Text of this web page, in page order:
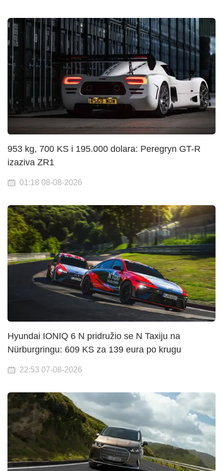
953 kg, 700 KS i 195.000 dolara: Peregryn GT-R
izaziva ZR1
01:18 08-08-2026
Hyundai IONIQ 6 N pridružio se N Taxiju na
Nürburgringu: 609 KS za 139 eura po krugu
22:53 07-08-2026